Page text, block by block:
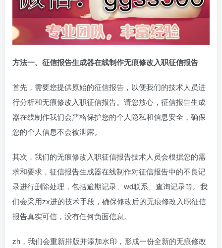
方法一、征信报告生成器在线制作无痕修改入职征信报告
首先，需要您提供原始的征信报告，以便我们的技术人员进
行分析和无痕修改入职征信报告。请您放心，征信报告生成
器在线制作我们会严格保护您的个人隐私和信息安全，确保
您的个人信息不会被泄露。
其次，我们的无痕修改入职征信报告技术人员会根据您的需
求和要求，征信报告生成器在线制作对征信报告中的不良记
录进行删除处理，包括逾期记录、wd联系、查询记录等。我
们会采用zx进的技术手段，确保修改后的无痕修改入职征信
报告真实可信，没有任何负面信息。
zh，我们会重新排版并添加水印，形成一份全新的无痕修改